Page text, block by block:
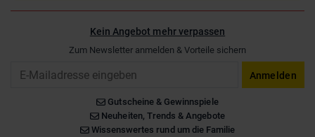
Kein Angebot mehr verpassen
Zum Newsletter anmelden & Vorteile sichern
Anmelden
Gutscheine & Gewinnspiele
Neuheiten, Trends & Angebote
Wissenswertes rund um die Familie